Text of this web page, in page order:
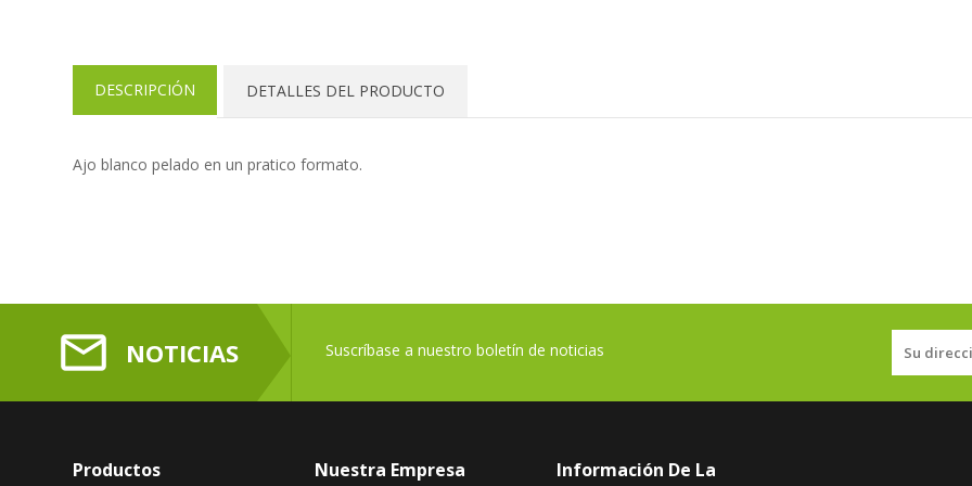
DESCRIPCIÓN DETALLES DEL PRODUCTO
Ajo blanco pelado en un pratico formato.
mail_outline NOTICIAS Suscríbase a nuestro boletín de noticias
Productos Nuestra Empresa Información De La